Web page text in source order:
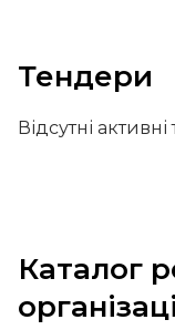
Тендери
Відсутні
Каталог